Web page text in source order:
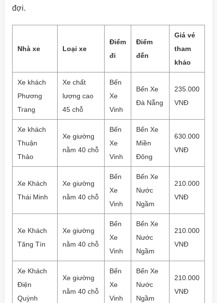
đợi.
Nhà xe Loại xe
Điểm
đi
Điểm
đến
Giá vé
tham
khảo
Xe khách
Phương
Trang
Xe chất
lượng cao
45 chỗ
Bến
Xe
Vinh
Bến Xe
Đà Nẵng
235.000
VNĐ
Xe khách
Thuận
Thảo
Xe giường
nằm 40 chỗ
Bến
Xe
Vinh
Bến Xe
Miền
Đông
630.000
VNĐ
Xe Khách
Thái Minh
Xe giường
nằm 40 chỗ
Bến
Xe
Vinh
Bến Xe
Nước
Ngầm
210.000
VNĐ
Xe Khách
Tăng Tín
Xe giường
nằm 40 chỗ
Bến
Xe
Vinh
Bến Xe
Nước
Ngầm
210.000
VNĐ
Xe Khách
Điện
Quỳnh
Xe giường
nằm 40 chỗ
Bến
Xe
Vinh
Bến Xe
Nước
Ngầm
210.000
VNĐ